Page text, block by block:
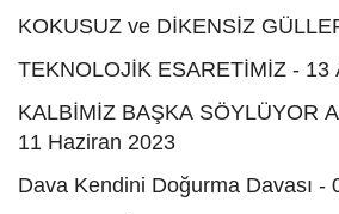
KOKUSUZ ve DİKENSİZ
TEKNOLOJİK ESARETİMİZ - 13
KALBİMİZ BAŞKA SÖYLÜYOR
11 Haziran 2023
Dava Kendini Doğurma Davası -